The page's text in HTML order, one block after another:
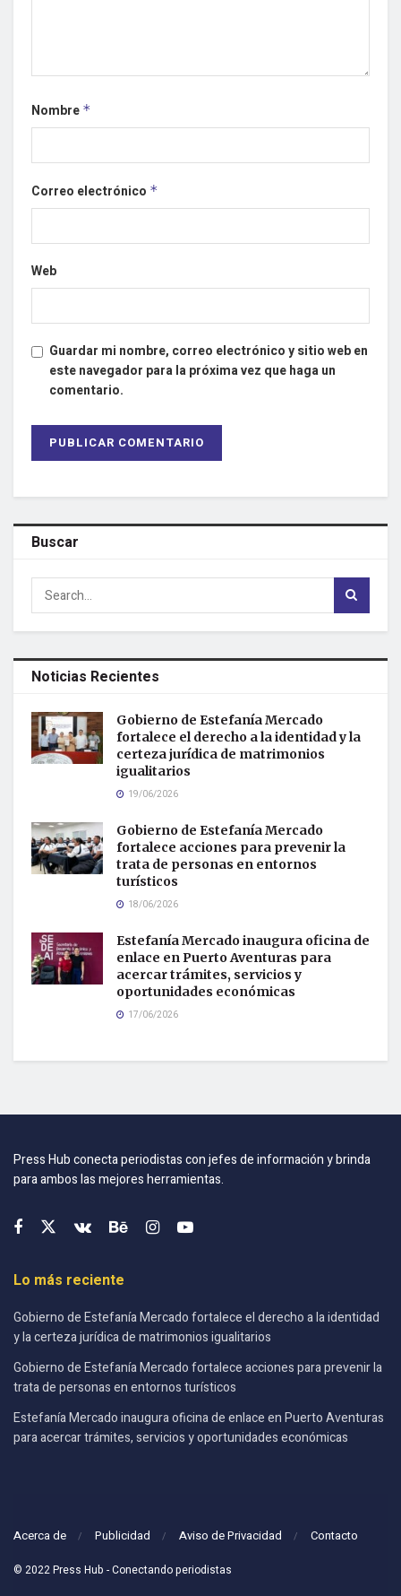
Nombre *
Correo electrónico *
Web
Guardar mi nombre, correo electrónico y sitio web en
este navegador para la próxima vez que haga un
comentario.
Buscar
Noticias Recientes
Gobierno de Estefanía Mercado
fortalece el derecho a la identidad y la
certeza jurídica de matrimonios
igualitarios
19/06/2026
Gobierno de Estefanía Mercado
fortalece acciones para prevenir la
trata de personas en entornos
turísticos
18/06/2026
Estefanía Mercado inaugura oficina de
enlace en Puerto Aventuras para
acercar trámites, servicios y
oportunidades económicas
17/06/2026
Press Hub conecta periodistas con jefes de información y brinda
para ambos las mejores herramientas.
Lo más reciente
Gobierno de Estefanía Mercado fortalece el derecho a la identidad
y la certeza jurídica de matrimonios igualitarios
Gobierno de Estefanía Mercado fortalece acciones para prevenir la
trata de personas en entornos turísticos
Estefanía Mercado inaugura oficina de enlace en Puerto Aventuras
para acercar trámites, servicios y oportunidades económicas
Acerca de Publicidad Aviso de Privacidad Contacto
© 2022 Press Hub - Conectando periodistas